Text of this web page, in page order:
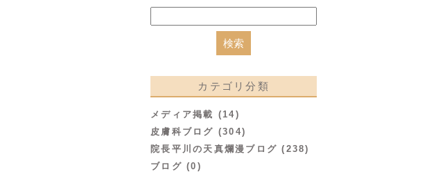
カテゴリ分類
メディア掲載 (14)
皮膚科ブログ (304)
院長平川の天真爛漫ブログ (238)
ブログ (0)